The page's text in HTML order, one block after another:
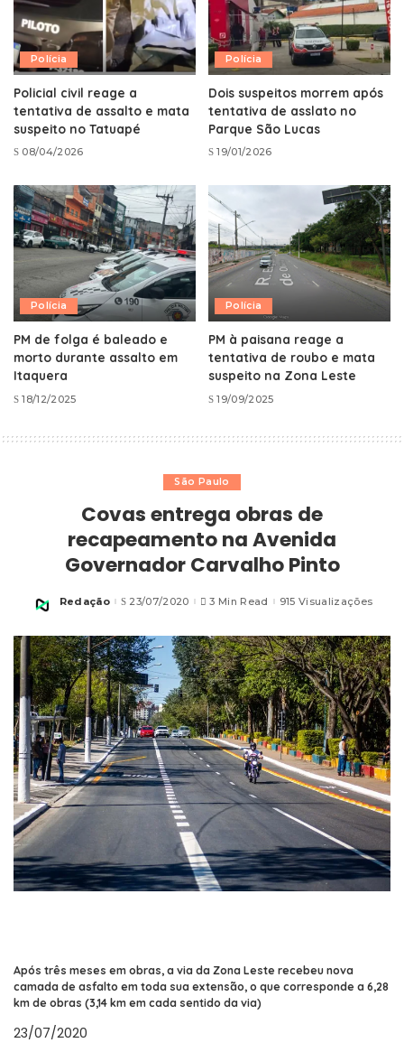
Polícia
Policial civil reage a
tentativa de assalto e mata
suspeito no Tatuapé
08/04/2026
Polícia
Dois suspeitos morrem após
tentativa de asslato no
Parque São Lucas
19/01/2026
Polícia
PM de folga é baleado e
morto durante assalto em
Itaquera
18/12/2025
Polícia
PM à paisana reage a
tentativa de roubo e mata
suspeito na Zona Leste
19/09/2025
São Paulo
Covas entrega obras de
recapeamento na Avenida
Governador Carvalho Pinto
Posted
Redação 23/07/2020 3 Min Read 915 Visualizações
Após três meses em obras, a via da Zona Leste recebeu nova
camada de asfalto em toda sua extensão, o que corresponde a 6,28
km de obras (3,14 km em cada sentido da via)
23/07/2020